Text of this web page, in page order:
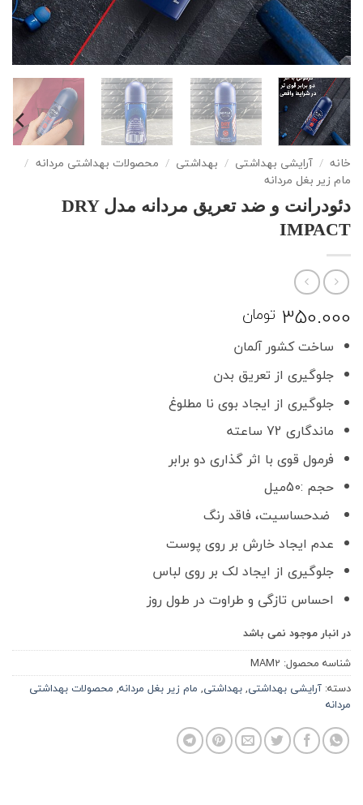
خانه / آرایشی بهداشتی / بهداشتی / محصولات بهداشتی مردانه
مام زیر بغل مردانه
دئودرانت و ضد تعریق مردانه مدل DRY
IMPACT
350.000 تومان
ساخت کشور آلمان
جلوگیری از تعریق بدن
جلوگیری از ایجاد بوی نا مطلوغ
ماندگاری 72 ساعته
فرمول قوی با اثر گذاری دو برابر
حجم :50میل
ضدحساسیت، فاقد رنگ
عدم ایجاد خارش بر روی پوست
جلوگیری از ایجاد لک بر روی لباس
احساس تازگی و طراوت در طول روز
در انبار موجود نمی باشد
شناسه محصول: MAM2
دسته: آرایشی بهداشتی,بهداشتی,مام زیر بغل مردانه,محصولات بهداشتی
مردانه